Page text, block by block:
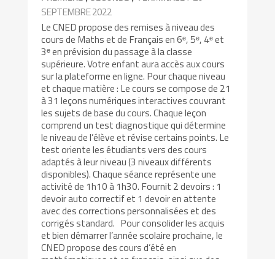
SEPTEMBRE 2022
Le CNED propose des remises à niveau des
cours de Maths et de Français en 6ᵉ, 5ᵉ, 4ᵉ et
3ᵉ en prévision du passage à la classe
supérieure. Votre enfant aura accès aux cours
sur la plateforme en ligne. Pour chaque niveau
et chaque matière : Le cours se compose de 21
à 31 leçons numériques interactives couvrant
les sujets de base du cours. Chaque leçon
comprend un test diagnostique qui détermine
le niveau de l’élève et révise certains points. Le
test oriente les étudiants vers des cours
adaptés à leur niveau (3 niveaux différents
disponibles). Chaque séance représente une
activité de 1h10 à 1h30. Fournit 2 devoirs : 1
devoir auto correctif et 1 devoir en attente
avec des corrections personnalisées et des
corrigés standard. Pour consolider les acquis
et bien démarrer l’année scolaire prochaine, le
CNED propose des cours d’été en